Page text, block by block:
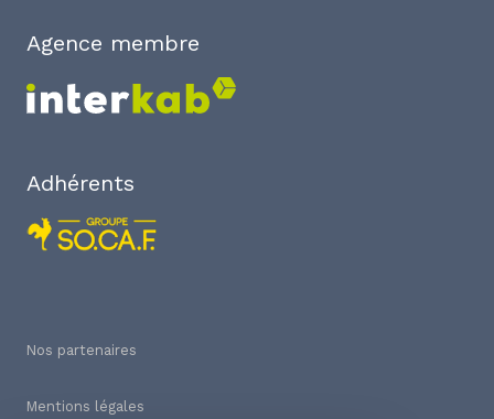
Agence membre
Adhérents
Nos partenaires
Mentions légales